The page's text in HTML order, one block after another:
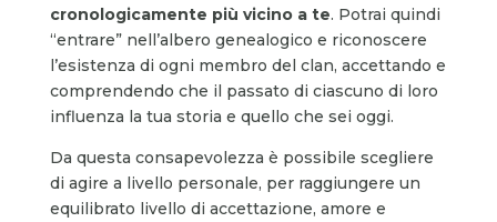
cronologicamente più vicino a te. Potrai quindi
“entrare” nell’albero genealogico e riconoscere
l’esistenza di ogni membro del clan, accettando e
comprendendo che il passato di ciascuno di loro
influenza la tua storia e quello che sei oggi.
Da questa consapevolezza è possibile scegliere
di agire a livello personale, per raggiungere un
equilibrato livello di accettazione, amore e